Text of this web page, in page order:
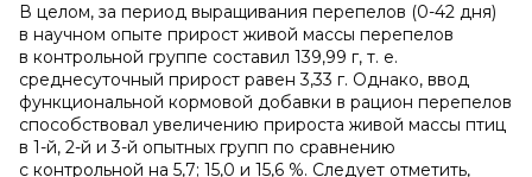
В целом, зa период выращивания перепелов (0-42 дня)
в научном опыте прирост живой массы перепелов
в контрольной группе составил 139,99 г, т. е.
среднесуточный прирост равен 3,33 г. Однако, ввод
функциональной кормовой добавки в рацион перепелов
способствовал увеличению прироста живой массы птиц
в 1-й, 2-й и 3-й опытных групп по сравнению
с контрольной на 5,7; 15,0 и 15,6 %. Следует отметить,